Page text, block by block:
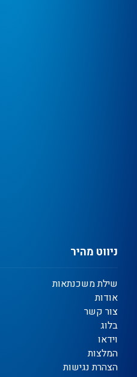
ניווט מהיר
שילת משכנתאות
אודות
צור קשר
בלוג
וידאו
המלצות
הצהרת נגישות